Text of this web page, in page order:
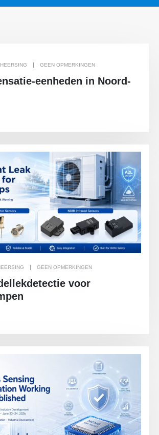
GEEN OPMERKINGEN
eenheden in Noord-
GEEN OPMERKINGEN
voor